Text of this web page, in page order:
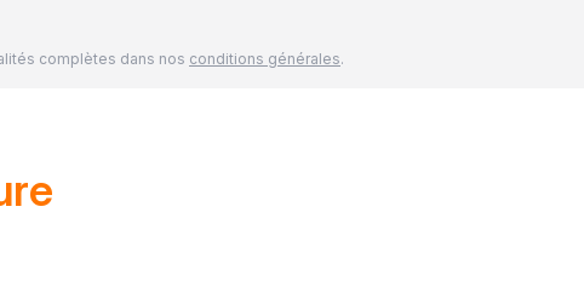
complètes dans nos conditions générales.